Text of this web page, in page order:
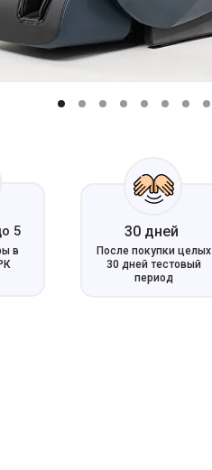
30 дней
После покупки целых
30 дней тестовый
период
5
в